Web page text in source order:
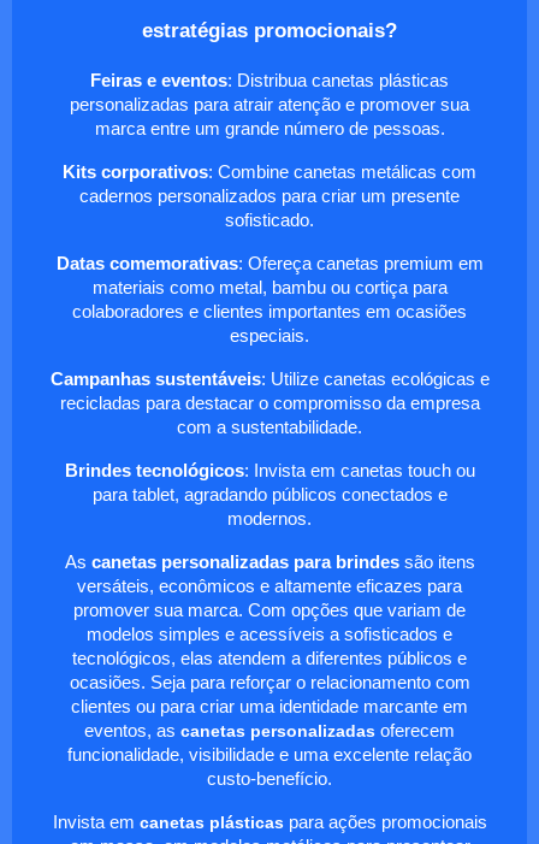
estratégias promocionais?
Feiras e eventos: Distribua canetas plásticas
personalizadas para atrair atenção e promover sua
marca entre um grande número de pessoas.
Kits corporativos: Combine canetas metálicas com
cadernos personalizados para criar um presente
sofisticado.
Datas comemorativas: Ofereça canetas premium em
materiais como metal, bambu ou cortiça para
colaboradores e clientes importantes em ocasiões
especiais.
Campanhas sustentáveis: Utilize canetas ecológicas e
recicladas para destacar o compromisso da empresa
com a sustentabilidade.
Brindes tecnológicos: Invista em canetas touch ou
para tablet, agradando públicos conectados e
modernos.
As canetas personalizadas para brindessão itens
versáteis, econômicos e altamente eficazes para
promover sua marca. Com opções que variam de
modelos simples e acessíveis a sofisticados e
tecnológicos, elas atendem a diferentes públicos e
ocasiões. Seja para reforçar o relacionamento com
clientes ou para criar uma identidade marcante em
eventos, as canetas personalizadas oferecem
funcionalidade, visibilidade e uma excelente relação
custo-benefício.
Invista em canetas plásticaspara ações promocionais